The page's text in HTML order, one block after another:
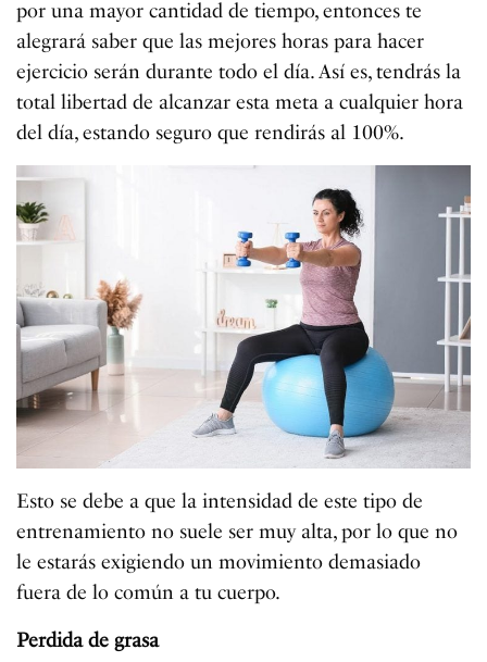
por una mayor cantidad de tiempo, entonces te
alegrará saber que las mejores horas para hacer
ejercicio serán durante todo el día. Así es, tendrás la
total libertad de alcanzar esta meta a cualquier hora
del día, estando seguro que rendirás al 100%.
Esto se debe a que la intensidad de este tipo de
entrenamiento no suele ser muy alta, por lo que no
le estarás exigiendo un movimiento demasiado
fuera de lo común a tu cuerpo.
Perdida de grasa